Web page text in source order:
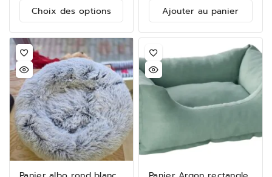
Choix des options Ajouter au panier